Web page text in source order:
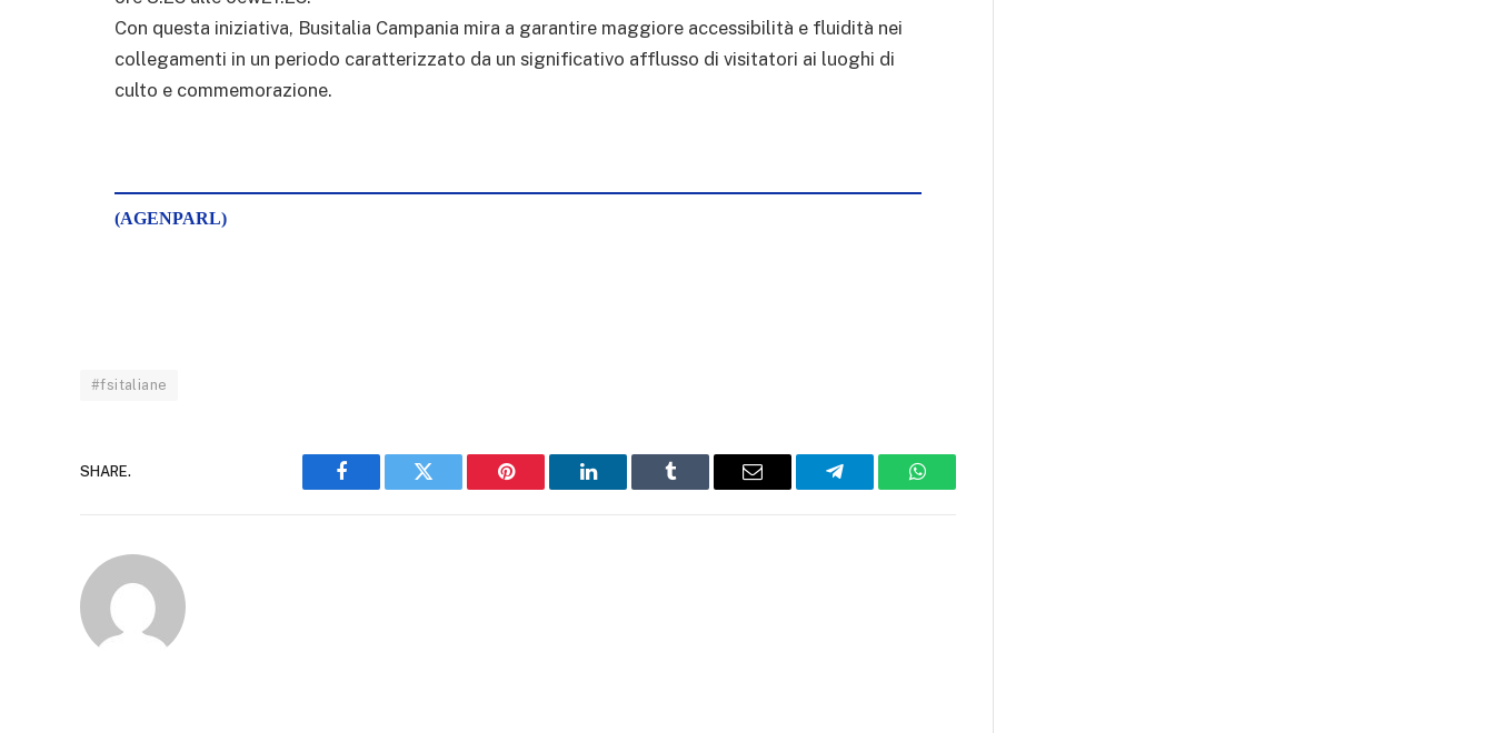
Con questa iniziativa, Busitalia Campania mira a garantire maggiore accessibilità e fluidità nei
collegamenti in un periodo caratterizzato da un significativo afflusso di visitatori ai luoghi di
culto e commemorazione.
(AGENPARL)
#fsitaliane
SHARE.
Facebook Twitter Pinterest LinkedIn Tumblr Email Telegram WhatsApp